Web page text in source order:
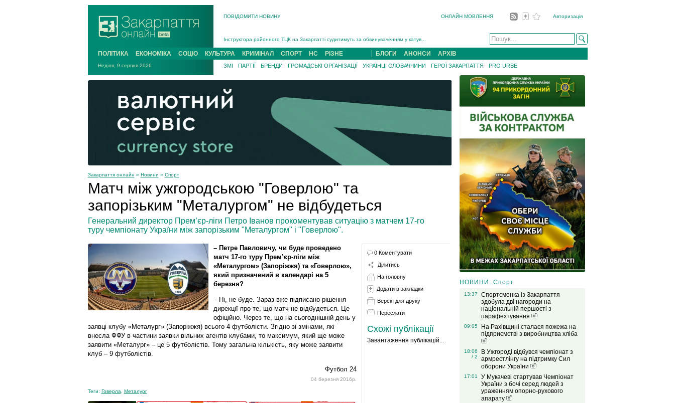
ПОВІДОМИТИ НОВИНУ ОНЛАЙН МОВЛЕННЯ Авторизація
Інструктора районного ТЦК на Закарпатті судитимуть за обвинуваченням у катув...
В Ужгороді попрощаються із полеглим на війні з росією захисником Володимиром Йор�...
В Ужгороді 5 серпня попрощаються із захисником Богданом Югасом, який два роки �...
Підтвердили загибель захисника із Нанкова на Хустщині Юліана Гербея (ФОТО)[/gree...
На війні з рф поліг військовий з Виноградова Ігнат Роздяловський (ФОТО)...
На війні загинув 26-річний військовий із Чинадійова на Мукачівщині �...
ПОЛІТИКА ЕКОНОМІКА СОЦІО КУЛЬТУРА КРИМІНАЛ СПОРТ НС РІЗНЕ БЛОГИ АНОНСИ АРХІВ
Неділя, 9 серпня 2026 ЗМІ ПАРТІЇ БРЕНДИ ГРОМАДСЬКІ ОРГАНІЗАЦІЇ УКРАЇНЦІ СЛОВАЧЧИНИ ГЕРОЇ ЗАКАРПАТТЯ PRO URBE
Закарпаття онлайн » Новини » Спорт
Матч між ужгородською "Говерлою" та
запорізьким "Металургом" не відбудеться
Генеральний директор Прем’єр-ліги Петро Іванов прокоментував ситуацію з матчем 17-го
туру чемпіонату України між запорізьким "Металургом" і "Говерлою".
– Петре Павловичу, чи буде проведено
матч 17-го туру Прем’єр-ліги між
«Металургом» (Запоріжжя) та «Говерлою»,
який призначений в календарі на 5
березня?
– Ні, не буде. Зараз вже підписано рішення
дирекції про те, що матч не відбудеться. Це
офіційно. Через те, що на сьогоднішній день у
заявці клубу «Металург» (Запоріжжя) всього 4 футболісти. Згідно зі змінами, які
внесла ФФУ в частини заявки вільних агентів клубами, то максимум, який ще може
заявити «Металург» – це 5 футболістів. Тому загальна кількість, яку може заявити
клуб – 9 футболістів.
Футбол 24
04 березня 2016р.
Теги: Говерла Металург
0 Коментувати
Ділитись
На головну
Додати в закладки
Версія для друку
Переслати
Схожі публікації
Завантаження публікацій...
НОВИНИ: Спорт
13:37
Спортсменка із Закарпаття
здобула дві нагороди на
національній першості з
парафехтування
09:05
На Рахівщині сталася пожежа на
підприємстві з виробництва хліба
18:06
/ 2
В Ужгороді відбувся чемпіонат з
армрестлінгу на підтримку Сил
оборони України
17:01
У Мукачеві стартував Чемпіонат
України з бочі серед людей з
ураженням опорно-рухового
апарату